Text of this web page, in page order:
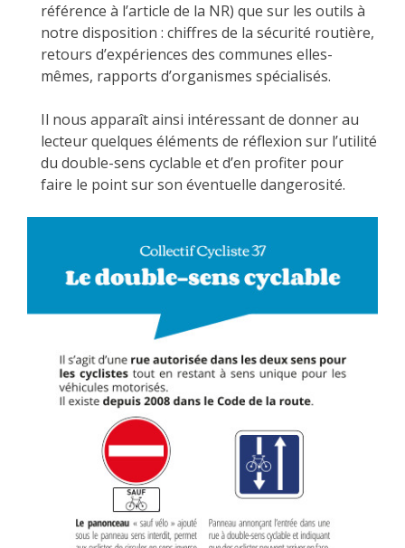
référence à l’article de la NR) que sur les outils à
notre disposition : chiffres de la sécurité routière,
retours d’expériences des communes elles-
mêmes, rapports d’organismes spécialisés.
Il nous apparaît ainsi intéressant de donner au
lecteur quelques éléments de réflexion sur l’utilité
du double-sens cyclable et d’en profiter pour
faire le point sur son éventuelle dangerosité.